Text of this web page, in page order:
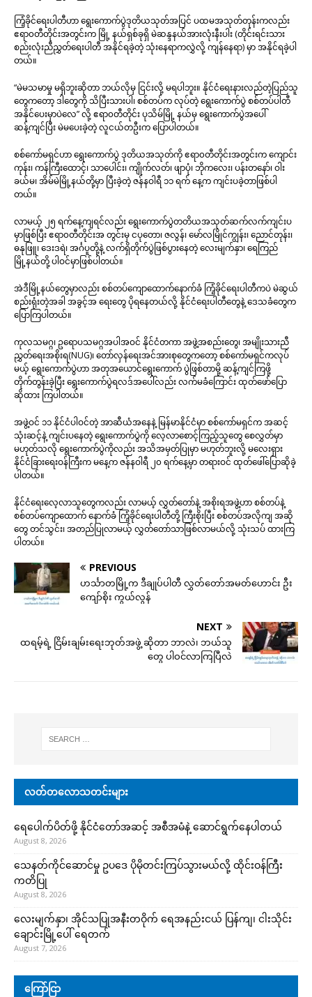
ကြံ့ခိုင်ရေးပါတီဟာ ရွေးကောက်ပွဲဒုတိယသုတ်အပြင် ပထမအသုတ်တုန်းကလည်း
ဧရာ၀တီတိုင်းအတွင်းက မြို့ နယ်ရှစ်ခုရှိ မဲဆန္ဒနယ်အားလုံးနီးပါး (တိုင်းရင်းသား
စည်းလုံးညီညွှတ်ရေးပါတီ အနိုင်ရခဲ့တဲ့ သုံးနေရာကလွှဲလို့ ကျန်နေရာ) မှာ အနိုင်ရခဲ့ပါ
တယ်။
“မဲမသမာမှု မရှိဘူးဆိုတာ ဘယ်လိုမှ ငြင်းလို့ မရပါဘူး။ နိုင်ငံရေးနားလည်တဲ့ပြည်သူ
တွေကတော့ ဒါတွေကို သိပြီးသားပါ၊ စစ်တပ်က လုပ်တဲ့ ရွေးကောက်ပွဲ စစ်တပ်ပါတီ
အနိုင်ပေးမှာပဲလေ” လို့ ဧရာ၀တီတိုင်း ပုသိမ်မြို့ နယ်မှ ရွေးကောက်ပွဲအပေါ်
ဆန့်ကျင်ပြီး မဲမပေးခဲ့တဲ့ လူငယ်တဦးက ပြောပါတယ်။
စစ်ကော်မရှင်ဟာ ရွေးကောက်ပွဲ ဒုတိယအသုတ်ကို ဧရာ၀တီတိုင်းအတွင်းက ကျောင်း
ကုန်း၊ ကန်ကြီးထောင့်၊ သာပေါင်း၊ ကျိုက်လတ်၊ ဖျာပုံ၊ ဘိုကလေး၊ ပန်းတနော်၊ ဝါး
ခယ်မ၊ အိမ်မဲမြို့နယ်တို့မှာ ပြီးခဲ့တဲ့ ဇန်နဝါရီ ၁၁ ရက် နေ့က ကျင်းပခဲ့တာဖြစ်ပါ
တယ်။
လာမယ့် ၂၅ ရက်နေ့ကျရင်လည်း ရွေးကောက်ပွဲတတိယအသုတ်ဆက်လက်ကျင်းပ
မှာဖြစ်ပြီး ဧရာ၀တီတိုင်းအ တွင်းမှ ငပုတော၊ ဇလွန်၊ မော်လမြိုင်ကျွန်း၊ ညောင်တုန်း၊
ဓနုဖြူ၊ ဒေးဒရဲ၊ အင်္ဂပူတို့နဲ့ လက်ရှိတိုက်ပွဲဖြစ်ပွားနေတဲ့ လေးမျက်နှာ၊ ရေကြည်
မြို့နယ်တို့ ပါဝင်မှာဖြစ်ပါတယ်။
အဲဒီမြို့နယ်တွေမှာလည်း စစ်တပ်ကျောထောက်နောက်ခံ ကြံ့ခိုင်ရေးပါတီကပဲ မဲဆွယ်
စည်းရုံးတဲ့အခါ အခွင့်အ ရေးတွေ ပိုရနေတယ်လို့ နိုင်ငံရေးပါတီတွေနဲ့ ဒေသခံတွေက
ပြောကြပါတယ်။
ကုလသမဂ္ဂ၊ ဥရောပသမဂ္ဂအပါအဝင် နိုင်ငံတကာ အဖွဲ့အစည်းတွေ၊ အမျိုးသားညီ
ညွှတ်ရေးအစိုးရ(NUG)၊ တော်လှန်ရေးအင်အားစုတွေကတော့ စစ်ကော်မရှင်ကလုပ်
မယ့် ရွေးကောက်ပွဲဟာ အတုအယောင်ရွေးကောက် ပွဲဖြစ်တာမို့ ဆန့်ကျင်ကြဖို့
တိုက်တွန်းခဲ့ပြီး ရွေးကောက်ပွဲရလဒ်အပေါ်လည်း လက်မခံကြောင်း ထုတ်ဖော်ပြော
ဆိုထား ကြပါတယ်။
အဖွဲ့ဝင် ၁၁ နိုင်ငံပါဝင်တဲ့ အာဆီယံအနေနဲ့ မြန်မာနိုင်ငံမှာ စစ်ကော်မရှင်က အဆင့်
သုံးဆင့်နဲ့ ကျင်းပနေတဲ့ ရွေးကောက်ပွဲကို လေ့လာစောင့်ကြည့်သူတွေ စေလွှတ်မှာ
မဟုတ်သလို ရွေးကောက်ပွဲကိုလည်း အသိအမှတ်ပြုမှာ မဟုတ်ဘူးလို့ မလေးရှား
နိုင်ငံခြားရေးဝန်ကြီးက မနေ့က ဇန်နဝါရီ ၂၀ ရက်နေ့မှာ တရားဝင် ထုတ်ဖေါ်ပြောဆိုခဲ့
ပါတယ်။
နိုင်ငံရေးလေ့လာသူတွေကလည်း လာမယ့် လွှတ်တော်နဲ့ အစိုးရအဖွဲ့ဟာ စစ်တပ်နဲ့
စစ်တပ်ကျောထောက် နောက်ခံ ကြံ့ခိုင်ရေးပါတီတို့ ကြီးစိုးပြီး စစ်တပ်အလိုကျ အဆို
တွေ တင်သွင်း၊ အတည်ပြုလာမယ့် လွှတ်တော်သာဖြစ်လာမယ်လို့ သုံးသပ် ထားကြ
ပါတယ်။
PREVIOUS
ဟင်္သာတမြို့က ဒီချုပ်ပါတီ လွှတ်တော်အမတ်ဟောင်း ဦး
ကျော်စိုး ကွယ်လွန်
NEXT
ထရမ့်ရဲ့ ငြိမ်းချမ်းရေးဘုတ်အဖွဲ့ ဆိုတာ ဘာလဲ၊ ဘယ်သူ
တွေ ပါဝင်လာကြပြီလဲ
လတ်တလောသတင်းများ
ရေပေါက်ပိတ်ဖို့ နိုင်ငံတော်အဆင့် အစီအမံနဲ့ ဆောင်ရွက်နေပါတယ်
August 8, 2026
သေနတ်ကိုင်ဆောင်မှု ဥပဒေ ပိုမိုတင်းကြပ်သွားမယ်လို့ ထိုင်းဝန်ကြီး
ကတိပြု
August 8, 2026
လေးမျက်နှာ၊ အိုင်သပြုအနီးတဝိုက် ရေအနည်းငယ် ပြန်ကျ၊ ငါးသိုင်း
ချောင်းမြို့ပေါ် ရေတက်
August 7, 2026
ကြော်ငြာ